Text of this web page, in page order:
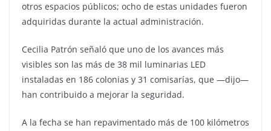
otros espacios públicos; ocho de estas unidades fueron
adquiridas durante la actual administración.
Cecilia Patrón señaló que uno de los avances más
visibles son las más de 38 mil luminarias LED
instaladas en 186 colonias y 31 comisarías, que —dijo—
han contribuido a mejorar la seguridad.
A la fecha se han repavimentado más de 100 kilómetros